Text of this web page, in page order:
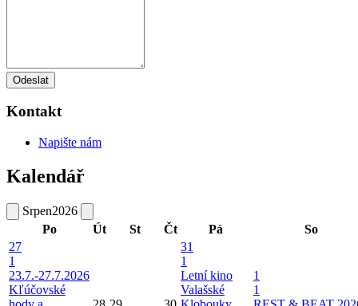
Odeslat
Kontakt
Napište nám
Kalendář
Srpen2026
Po
Út St Čt Pá
So
27
1
23.7.-27.7.2026
Kľúčovské
31
1
Letní kino
Valašské
1
1